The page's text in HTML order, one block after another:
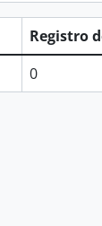
Registro
0